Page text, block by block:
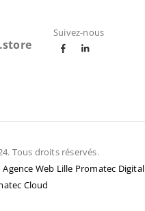
Suivez-nous
Tous droits réservés.
Agence Web Lille Promatec Digital
Cloud